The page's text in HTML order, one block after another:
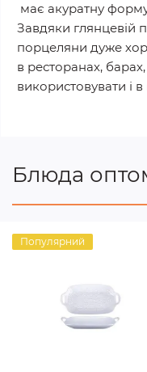
має акуратну
Завдяки глянцевій
порцеляни дуже
в ресторанах,
використовувати і в
Блюда
Популярний